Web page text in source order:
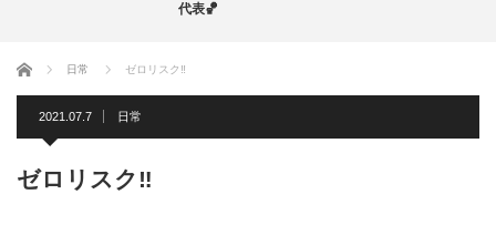
代表🏀
ホーム 日常 ゼロリスク‼️
2021.07.7 日常
ゼロリスク‼️